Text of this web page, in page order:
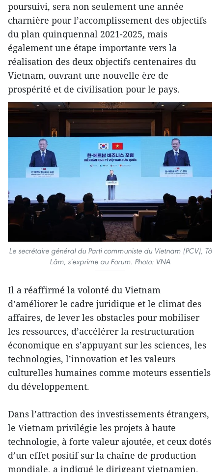
poursuivi, sera non seulement une année
charnière pour l’accomplissement des objectifs
du plan quinquennal 2021-2025, mais
également une étape importante vers la
réalisation des deux objectifs centenaires du
Vietnam, ouvrant une nouvelle ère de
prospérité et de civilisation pour le pays.
Le secrétaire général du Parti communiste du Vietnam (PCV), Tô
Lâm, s'exprime au Forum. Photo: VNA
Il a réaffirmé la volonté du Vietnam
d’améliorer le cadre juridique et le climat des
affaires, de lever les obstacles pour mobiliser
les ressources, d’accélérer la restructuration
économique en s’appuyant sur les sciences, les
technologies, l’innovation et les valeurs
culturelles humaines comme moteurs essentiels
du développement.
Dans l’attraction des investissements étrangers,
le Vietnam privilégie les projets à haute
technologie, à forte valeur ajoutée, et ceux dotés
d’un effet positif sur la chaîne de production
mondiale, a indiqué le dirigeant vietnamien.